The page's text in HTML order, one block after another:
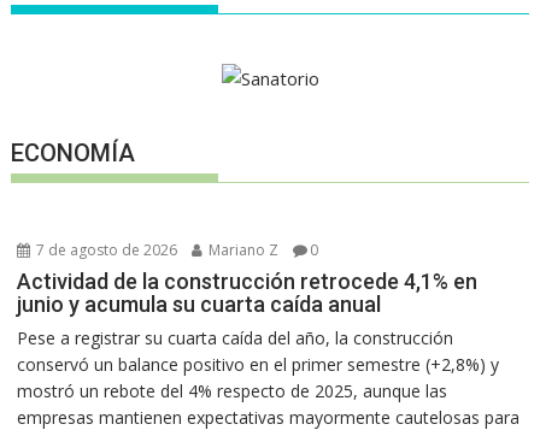
ECONOMÍA
7 de agosto de 2026 Mariano Z 0
Actividad de la construcción retrocede 4,1% en
junio y acumula su cuarta caída anual
Pese a registrar su cuarta caída del año, la construcción
conservó un balance positivo en el primer semestre (+2,8%) y
mostró un rebote del 4% respecto de 2025, aunque las
empresas mantienen expectativas mayormente cautelosas para